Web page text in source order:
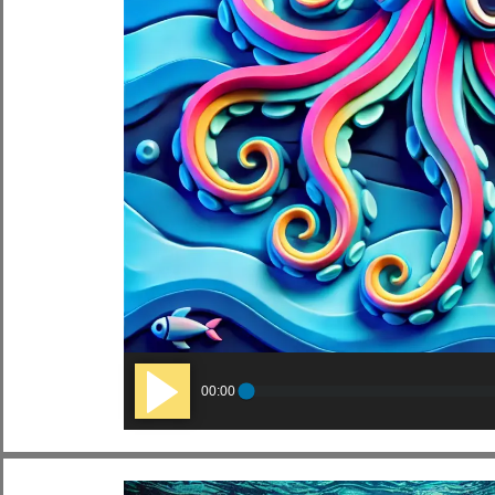
Audio
Player
00:00